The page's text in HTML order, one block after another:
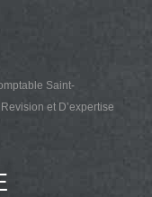
Saint-
et D’expertise